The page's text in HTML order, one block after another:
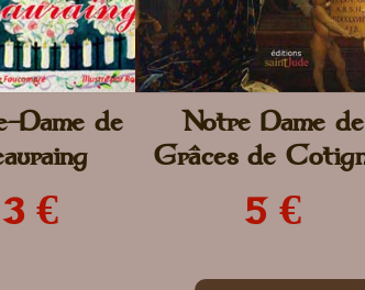
Dame de
3 €
Notre Dame de
Grâces de
5 €